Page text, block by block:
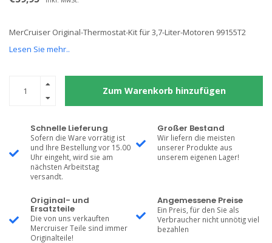
MerCruiser Original-Thermostat-Kit für 3,7-Liter-Motoren 99155T2
Lesen Sie mehr..
Zum Warenkorb hinzufügen
Schnelle Lieferung
Sofern die Ware vorrätig ist
und Ihre Bestellung vor 15.00
Uhr eingeht, wird sie am
nächsten Arbeitstag
versandt.
Großer Bestand
Wir liefern die meisten
unserer Produkte aus
unserem eigenen Lager!
Original- und
Ersatzteile
Die von uns verkauften
Mercruiser Teile sind immer
Originalteile!
Angemessene Preise
Ein Preis, für den Sie als
Verbraucher nicht unnötig viel
bezahlen